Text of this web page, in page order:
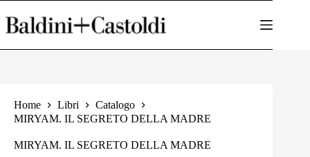
al
contenuto
Home Libri
Catalogo
MIRYAM. IL SEGRETO DELLA MADRE
MIRYAM. IL SEGRETO DELLA MADRE